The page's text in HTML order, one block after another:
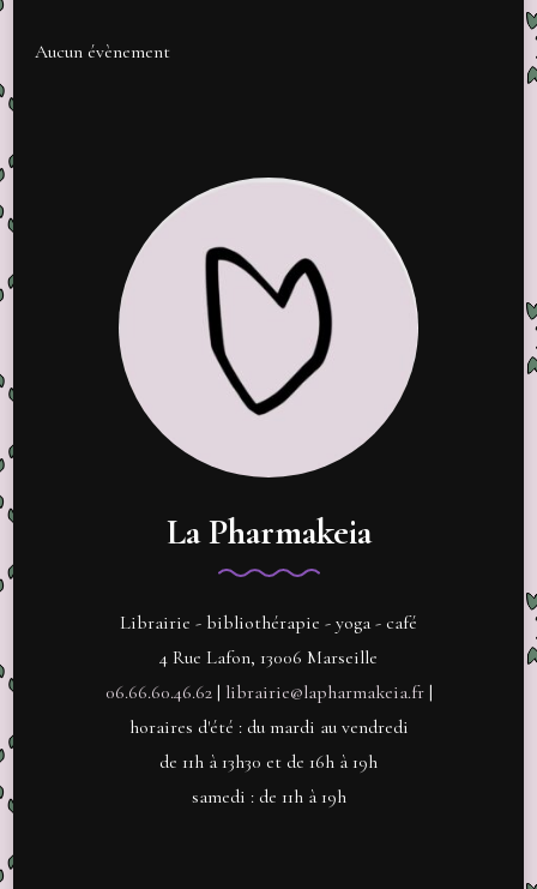
Aucun évènement
La Pharmakeia
Librairie - bibliothérapie - yoga - café
4 Rue Lafon, 13006 Marseille
06.66.60.46.62| librairie@lapharmakeia.fr|
horaires d'été : du mardi au vendredi
de 11h à 13h30 et de 16h à 19h
samedi : de 11h à 19h